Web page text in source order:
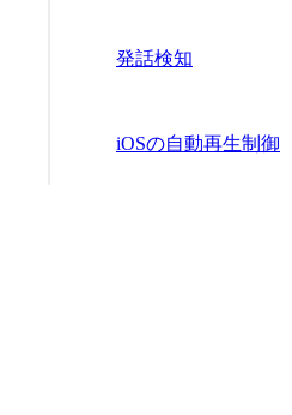
発話検知
iOSの自動再生制御